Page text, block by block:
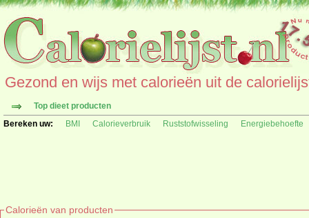
Gezond en wijs met calorieën uit de
Top dieet producten
Bereken uw:
BMI Calorieverbruik Ruststofwisseling Energiebehoefte
Calorieën van producten